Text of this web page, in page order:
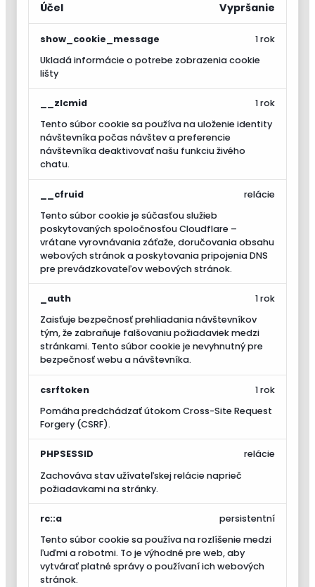
Účel Vypršanie
show_cookie_message
Ukladá informácie o potrebe zobrazenia cookie
lišty
1 rok
__zlcmid
Tento súbor cookie sa používa na uloženie identity
návštevníka počas návštev a preferencie
návštevníka deaktivovať našu funkciu živého
chatu.
1 rok
__cfruid
Tento súbor cookie je súčasťou služieb
poskytovaných spoločnosťou Cloudflare –
vrátane vyrovnávania záťaže, doručovania obsahu
webových stránok a poskytovania pripojenia DNS
pre prevádzkovateľov webových stránok.
relácie
_auth
Zaisťuje bezpečnosť prehliadania návštevníkov
tým, že zabraňuje falšovaniu požiadaviek medzi
stránkami. Tento súbor cookie je nevyhnutný pre
bezpečnosť webu a návštevníka.
1 rok
csrftoken
Pomáha predchádzať útokom Cross-Site Request
Forgery (CSRF).
1 rok
PHPSESSID
Zachováva stav užívateľskej relácie naprieč
požiadavkami na stránky.
relácie
rc::a
Tento súbor cookie sa používa na rozlíšenie medzi
ľuďmi a robotmi. To je výhodné pre web, aby
vytvárať platné správy o používaní ich webových
stránok.
persistentní